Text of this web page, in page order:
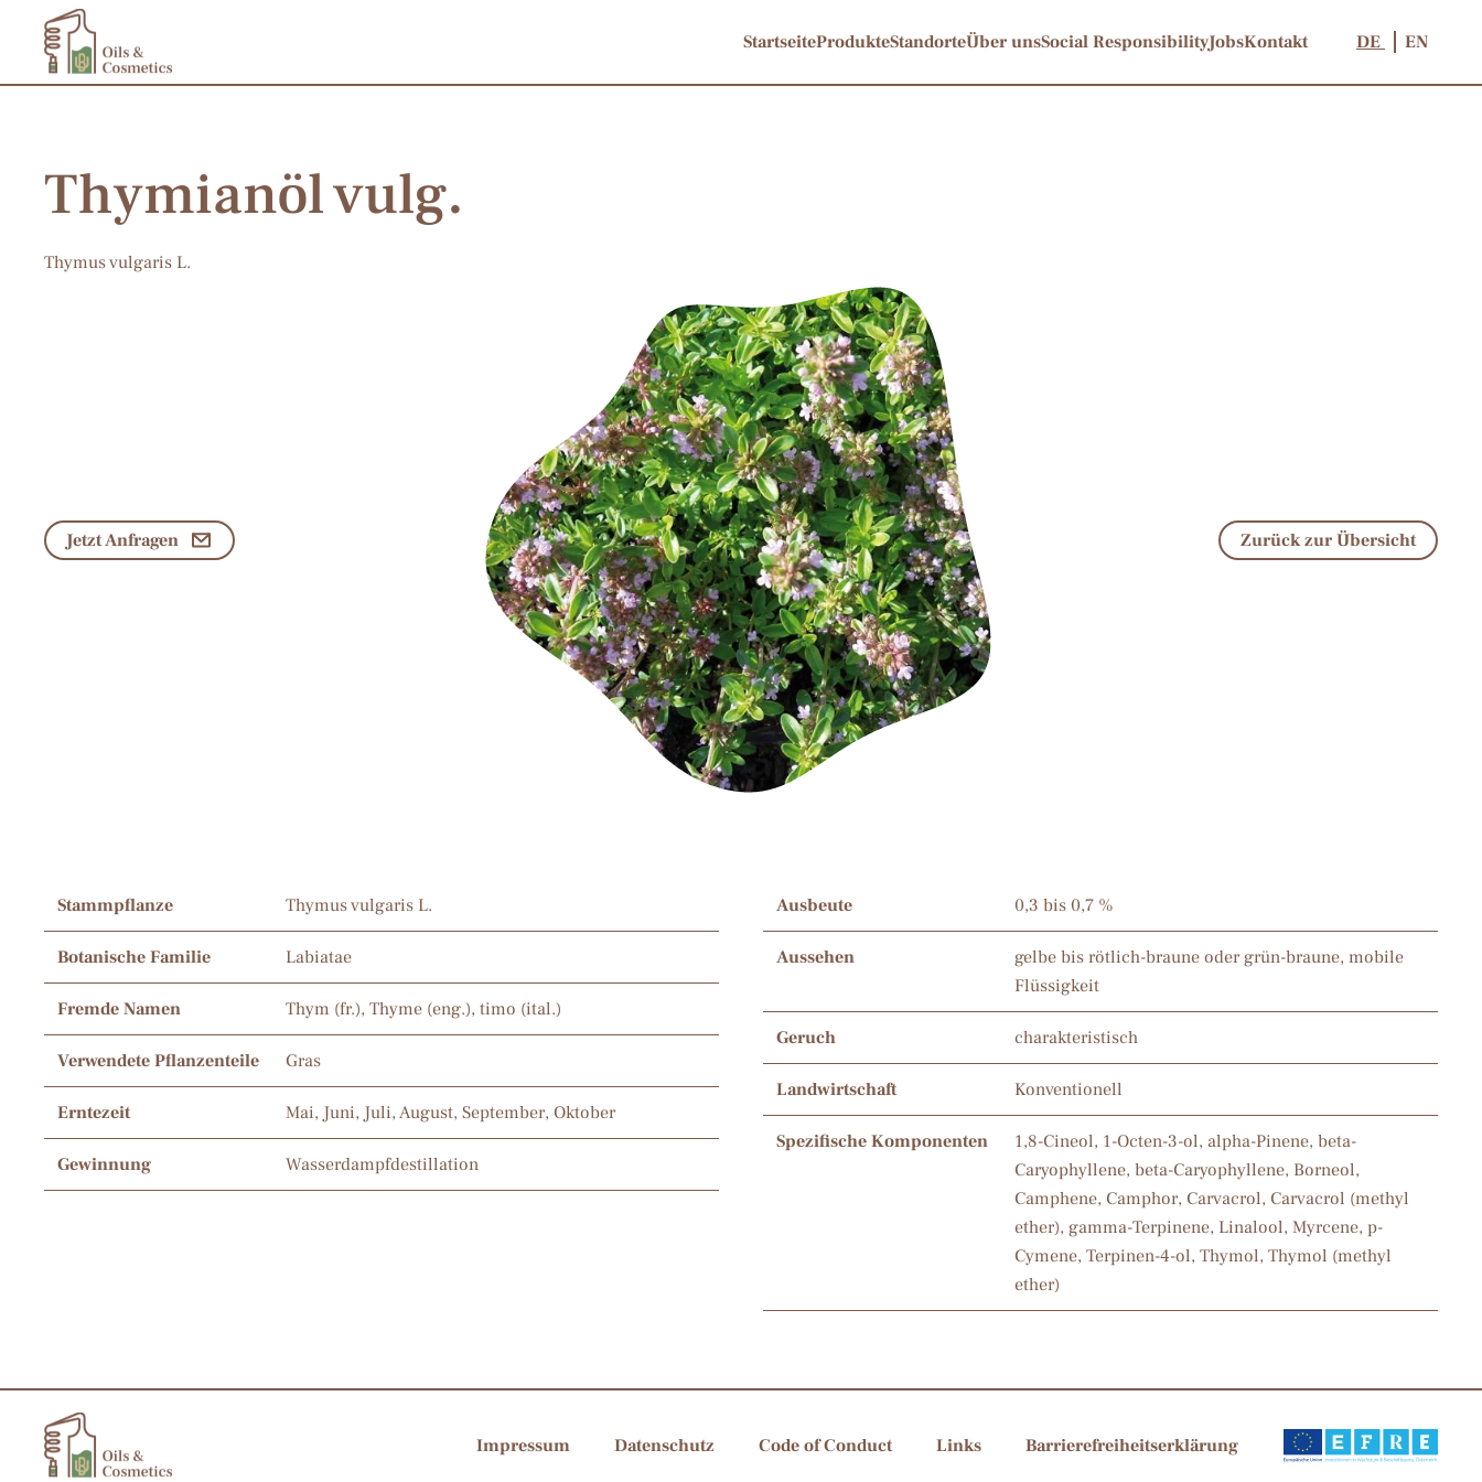
Zum Hauptinhalt springen StartseiteProdukteStandorteÜber unsSocial ResponsibilityJobsKontakt DE EN
Thymianöl vulg.
Thymus vulgaris L.
Jetzt Anfragen Zurück zur Übersicht
Stammpflanze Thymus vulgaris L.
Botanische Familie Labiatae
Fremde Namen Thym (fr.), Thyme (eng.), timo (ital.)
Verwendete Pflanzenteile Gras
Erntezeit Mai, Juni, Juli, August, September, Oktober
Gewinnung Wasserdampfdestillation
Ausbeute 0,3 bis 0,7 %
Aussehen
gelbe bis rötlich-braune oder grün-braune, mobile
Flüssigkeit
Geruch charakteristisch
Landwirtschaft Konventionell
Spezifische Komponenten
1,8-Cineol, 1-Octen-3-ol, alpha-Pinene, beta-
Caryophyllene, beta-Caryophyllene, Borneol,
Camphene, Camphor, Carvacrol, Carvacrol (methyl
ether), gamma-Terpinene, Linalool, Myrcene, p-
Cymene, Terpinen-4-ol, Thymol, Thymol (methyl
ether)
Impressum Datenschutz Code of Conduct Links Barrierefreiheitserklärung